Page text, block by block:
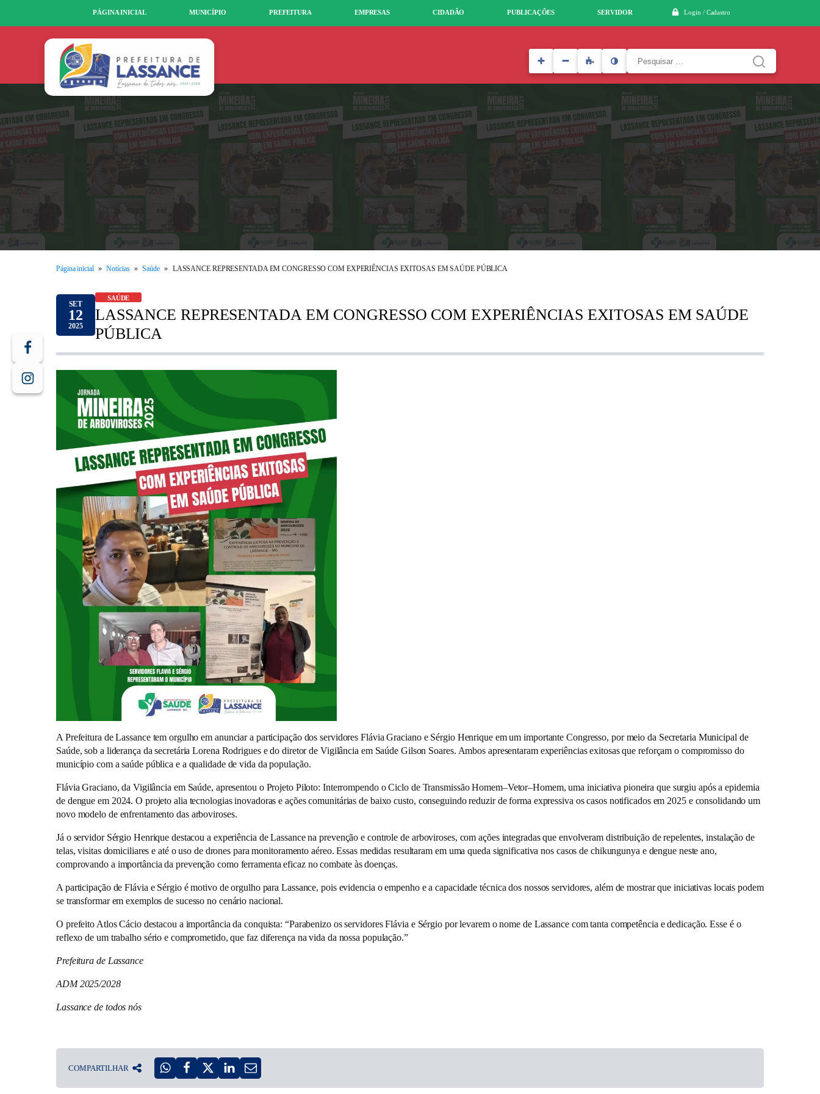
PÁGINA INICIAL MUNICÍPIO PREFEITURA EMPRESAS CIDADÃO PUBLICAÇÕES SERVIDOR Login / Cadastro
Pesquisar
Página inicial » Notícias » Saúde » LASSANCE REPRESENTADA EM CONGRESSO COM EXPERIÊNCIAS EXITOSAS EM SAÚDE PÚBLICA
SET
12
2025
SAÚDE
LASSANCE REPRESENTADA EM CONGRESSO COM EXPERIÊNCIAS EXITOSAS EM SAÚDE
PÚBLICA
A Prefeitura de Lassance tem orgulho em anunciar a participação dos servidores Flávia Graciano e Sérgio Henrique em um importante Congresso, por meio da Secretaria Municipal de
Saúde, sob a liderança da secretária Lorena Rodrigues e do diretor de Vigilância em Saúde Gilson Soares. Ambos apresentaram experiências exitosas que reforçam o compromisso do
município com a saúde pública e a qualidade de vida da população.
Flávia Graciano, da Vigilância em Saúde, apresentou o Projeto Piloto: Interrompendo o Ciclo de Transmissão Homem–Vetor–Homem, uma iniciativa pioneira que surgiu após a epidemia
de dengue em 2024. O projeto alia tecnologias inovadoras e ações comunitárias de baixo custo, conseguindo reduzir de forma expressiva os casos notificados em 2025 e consolidando um
novo modelo de enfrentamento das arboviroses.
Já o servidor Sérgio Henrique destacou a experiência de Lassance na prevenção e controle de arboviroses, com ações integradas que envolveram distribuição de repelentes, instalação de
telas, visitas domiciliares e até o uso de drones para monitoramento aéreo. Essas medidas resultaram em uma queda significativa nos casos de chikungunya e dengue neste ano,
comprovando a importância da prevenção como ferramenta eficaz no combate às doenças.
A participação de Flávia e Sérgio é motivo de orgulho para Lassance, pois evidencia o empenho e a capacidade técnica dos nossos servidores, além de mostrar que iniciativas locais podem
se transformar em exemplos de sucesso no cenário nacional.
O prefeito Atlos Cácio destacou a importância da conquista: “Parabenizo os servidores Flávia e Sérgio por levarem o nome de Lassance com tanta competência e dedicação. Esse é o
reflexo de um trabalho sério e comprometido, que faz diferença na vida da nossa população.”
Prefeitura de Lassance
ADM 2025/2028
Lassance de todos nós
COMPARTILHAR